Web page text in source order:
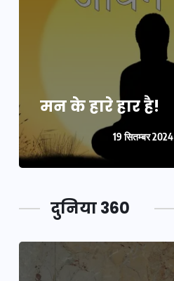
मन के हारे हार है!
19 सितम्बर 2024
दुनिया 360